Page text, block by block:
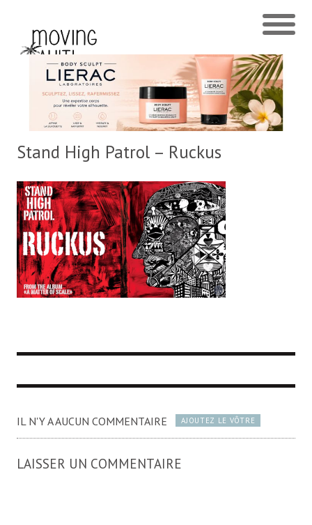
Stand High Patrol – Ruckus
IL N'Y A AUCUN COMMENTAIRE AJOUTEZ LE VÔTRE
LAISSER UN COMMENTAIRE